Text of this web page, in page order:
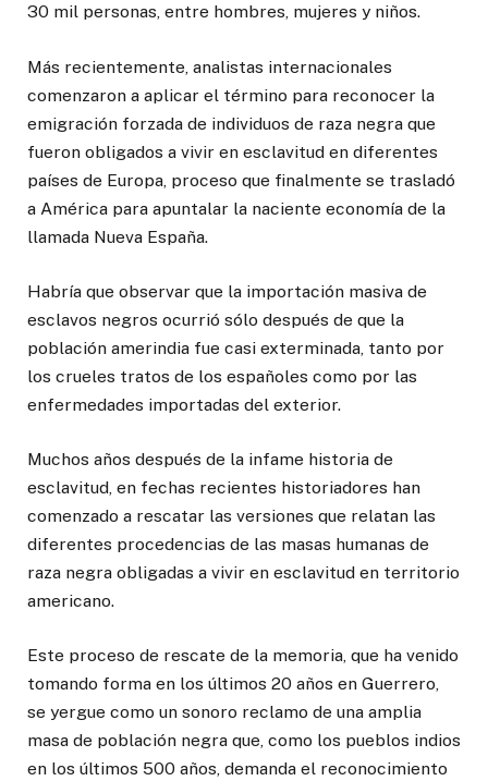
30 mil personas, entre hombres, mujeres y niños.
Más recientemente, analistas internacionales
comenzaron a aplicar el término para reconocer la
emigración forzada de individuos de raza negra que
fueron obligados a vivir en esclavitud en diferentes
países de Europa, proceso que finalmente se trasladó
a América para apuntalar la naciente economía de la
llamada Nueva España.
Habría que observar que la importación masiva de
esclavos negros ocurrió sólo después de que la
población amerindia fue casi exterminada, tanto por
los crueles tratos de los españoles como por las
enfermedades importadas del exterior.
Muchos años después de la infame historia de
esclavitud, en fechas recientes historiadores han
comenzado a rescatar las versiones que relatan las
diferentes procedencias de las masas humanas de
raza negra obligadas a vivir en esclavitud en territorio
americano.
Este proceso de rescate de la memoria, que ha venido
tomando forma en los últimos 20 años en Guerrero,
se yergue como un sonoro reclamo de una amplia
masa de población negra que, como los pueblos indios
en los últimos 500 años, demanda el reconocimiento